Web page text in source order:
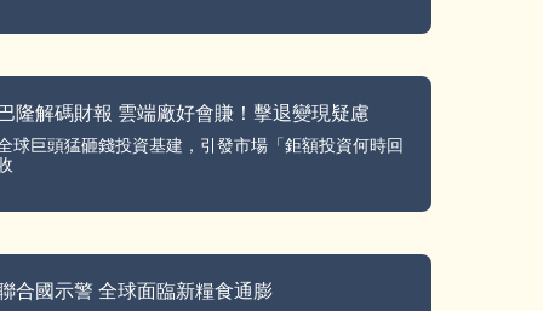
隆解碼財報 雲端廠好會賺！擊退變現疑慮
球巨頭猛砸錢投資基建，引發市場「鉅額投資何時回
合國示警 全球面臨新糧食通膨